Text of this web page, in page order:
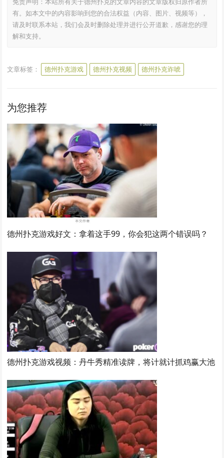
有。如本文中的内容影响到您的合法权益（内容、图片、视频等），
请及时联系本站，我们会及时删除处理并进行公开道歉，感谢您的理
解和支持。
文章标签： 德州扑克游戏 德州扑克视频 德州扑克诈唬
为您推荐
德州扑克游戏好文：拿着这手99，你会犯这两个错误吗？
德州扑克游戏视频：丹牛秀精准读牌，将计就计抓鸡赢大池